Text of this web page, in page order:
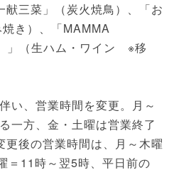
献三菜」（炭火焼鳥）、「お
き）、「MAMMA
」（生ハム・ワイン ※移
い、営業時間を変更。月～
一方、金・土曜は営業終了
後の営業時間は、月～木曜
＝11時～翌5時、平日前の